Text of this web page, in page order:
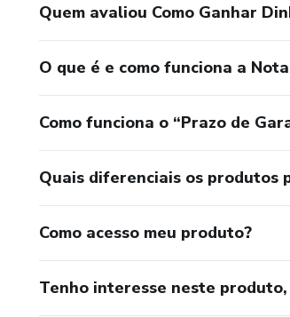
de trabalho.
pago para
Quem avaliou Como Ganhar
O que é e como funciona a
Como funciona o “Prazo de
Quais diferenciais os produtos
Como acesso meu produto?
Tenho interesse neste produto,